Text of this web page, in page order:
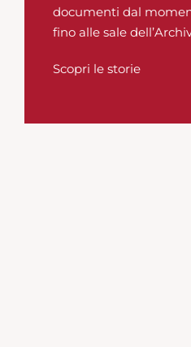
documenti dal
fino alle sale
Scopri le storie